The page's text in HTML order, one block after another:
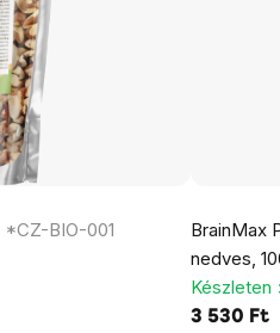
*CZ-BIO-001
BrainMax
nedves,
Készleten
3 530 Ft